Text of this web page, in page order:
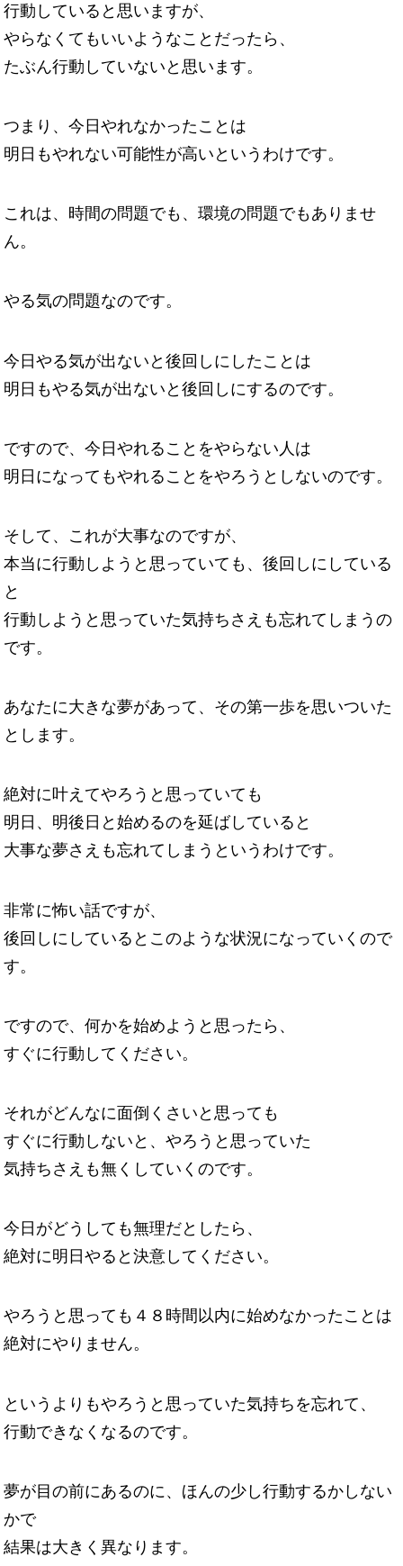
行動していると思いますが、
やらなくてもいいようなことだったら、
たぶん行動していないと思います。
つまり、今日やれなかったことは
明日もやれない可能性が高いというわけです。
これは、時間の問題でも、環境の問題でもありませ
ん。
やる気の問題なのです。
今日やる気が出ないと後回しにしたことは
明日もやる気が出ないと後回しにするのです。
ですので、今日やれることをやらない人は
明日になってもやれることをやろうとしないのです。
そして、これが大事なのですが、
本当に行動しようと思っていても、後回しにしている
と
行動しようと思っていた気持ちさえも忘れてしまうの
です。
あなたに大きな夢があって、その第一歩を思いついた
とします。
絶対に叶えてやろうと思っていても
明日、明後日と始めるのを延ばしていると
大事な夢さえも忘れてしまうというわけです。
非常に怖い話ですが、
後回しにしているとこのような状況になっていくので
す。
ですので、何かを始めようと思ったら、
すぐに行動してください。
それがどんなに面倒くさいと思っても
すぐに行動しないと、やろうと思っていた
気持ちさえも無くしていくのです。
今日がどうしても無理だとしたら、
絶対に明日やると決意してください。
やろうと思っても４８時間以内に始めなかったことは
絶対にやりません。
というよりもやろうと思っていた気持ちを忘れて、
行動できなくなるのです。
夢が目の前にあるのに、ほんの少し行動するかしない
かで
結果は大きく異なります。